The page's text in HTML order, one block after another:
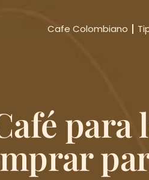
Cafe Colombiano
para